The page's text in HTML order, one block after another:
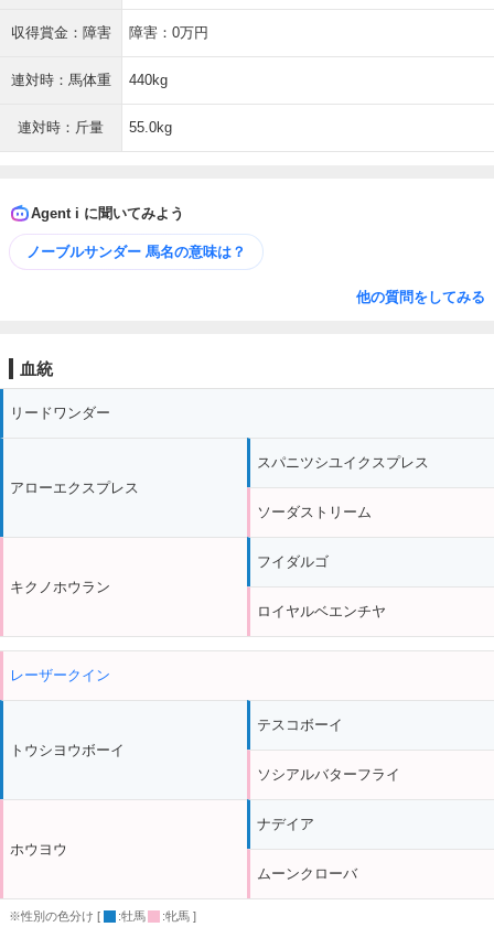
収得賞金：障害 障害：0万円
連対時：馬体重 440kg
連対時：斤量 55.0kg
Agent i に聞いてみよう
ノーブルサンダー 馬名の意味は？
他の質問をしてみる
血統
リードワンダー
アローエクスプレス
キクノホウラン
スパニツシユイクスプレス
ソーダストリーム
フイダルゴ
ロイヤルベエンチヤ
レーザークイン
トウシヨウボーイ
ホウヨウ
テスコボーイ
ソシアルバターフライ
ナデイア
ムーンクローバ
※性別の色分け [ :牡馬 :牝馬 ]